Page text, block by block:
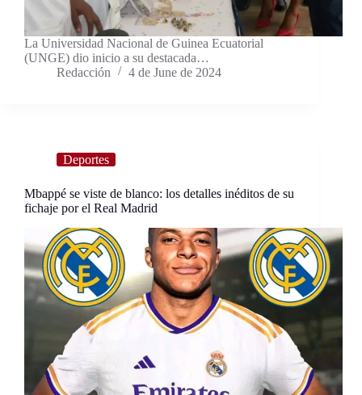
La Universidad Nacional de Guinea Ecuatorial
(UNGE) dio inicio a su destacada…
Redacción
4 de June de 2024
Deportes
Mbappé se viste de blanco: los detalles inéditos de su
fichaje por el Real Madrid